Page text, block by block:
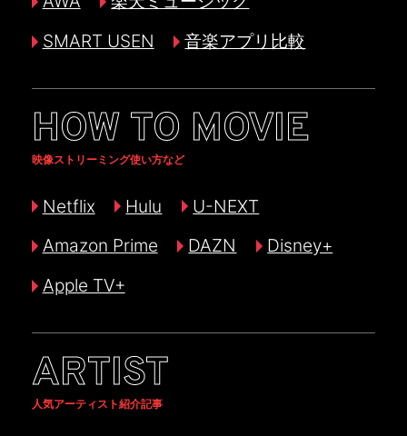
SMART USEN
音楽アプリ比較
HOW TO MOVIE
映像ストリーミング使い方など
Netflix Hulu
U-NEXT
Amazon Prime
DAZN
Disney+
Apple TV+
ARTIST
人気アーティスト紹介記事